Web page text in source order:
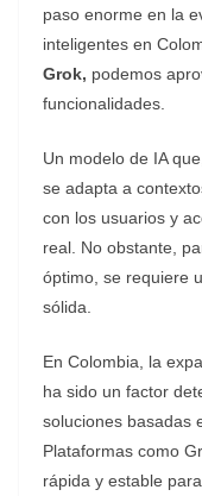
paso enorme en la
inteligentes en
Grok, podemos
funcionalidades.
Un modelo de IA
se adapta a
con los usuarios y
real. No obstante,
óptimo, se requiere
sólida.
En Colombia, la
ha sido un factor
soluciones basadas
Plataformas como
rápida y estable